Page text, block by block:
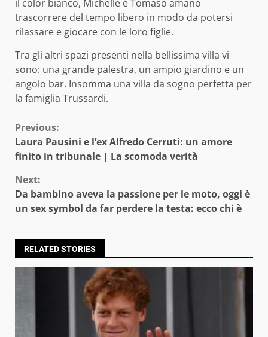
il color bianco, Michelle e Tomaso amano
trascorrere del tempo libero in modo da potersi
rilassare e giocare con le loro figlie.
Tra gli altri spazi presenti nella bellissima villa vi
sono: una grande palestra, un ampio giardino e un
angolo bar. Insomma una villa da sogno perfetta per
la famiglia Trussardi.
Continue
Reading
Previous:
Laura Pausini e l’ex Alfredo Cerruti: un amore
finito in tribunale | La scomoda verità
Next:
Da bambino aveva la passione per le moto, oggi è
un sex symbol da far perdere la testa: ecco chi è
RELATED STORIES